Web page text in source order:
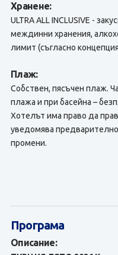
Хранене:
ULTRA ALL INCLUSIVE -
междинни хранения,
лимит (съгласно
Плаж:
Собствен, пясъчен плаж.
плажа и при басейна –
Хотелът има право да
уведомява
промени.
Програма
Описание: